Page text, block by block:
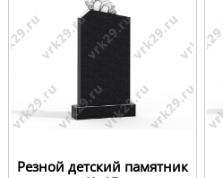
Резной детский памятник